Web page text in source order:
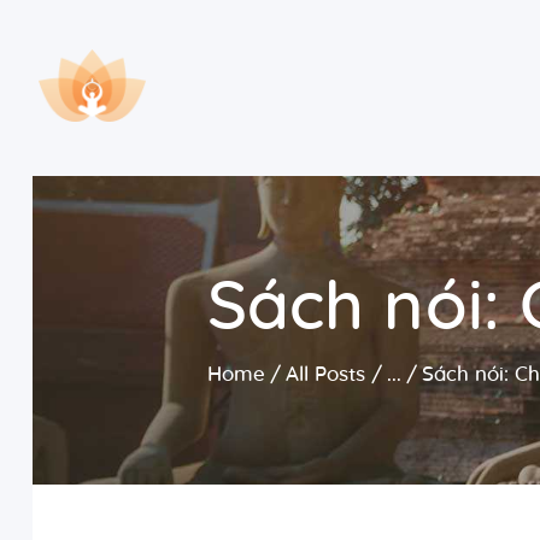
Sách nói:
Home All Posts ... Sách nói: